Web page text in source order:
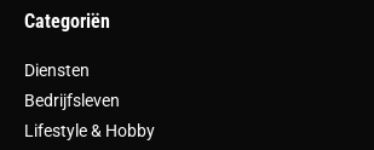
Categoriën
Diensten
Bedrijfsleven
Lifestyle & Hobby